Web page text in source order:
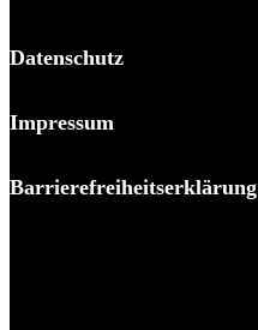
Datenschutz
Impressum
Barrierefreiheitserklärung